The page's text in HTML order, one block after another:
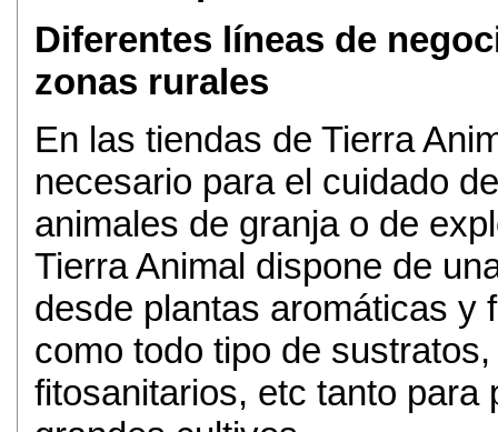
Diferentes líneas de
zonas rurales
En las tiendas de Tierra
necesario para el cuidado
animales de granja o de
Tierra Animal dispone de
desde plantas aromáticas y
como todo tipo de
fitosanitarios, etc tanto para